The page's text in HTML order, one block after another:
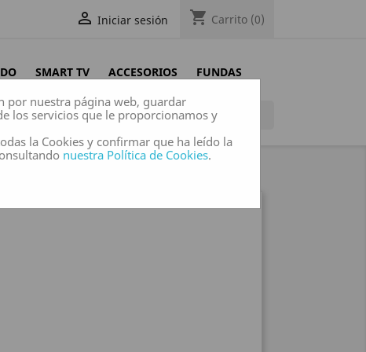
 Iniciar sesión shopping_cart Carrito (0)
SMART TV ACCESORIOS FUNDAS
por nuestra página web, guardar
los servicios que le proporcionamos y
la Cookies y confirmar que ha leído la
nuestra Política de Cookies.